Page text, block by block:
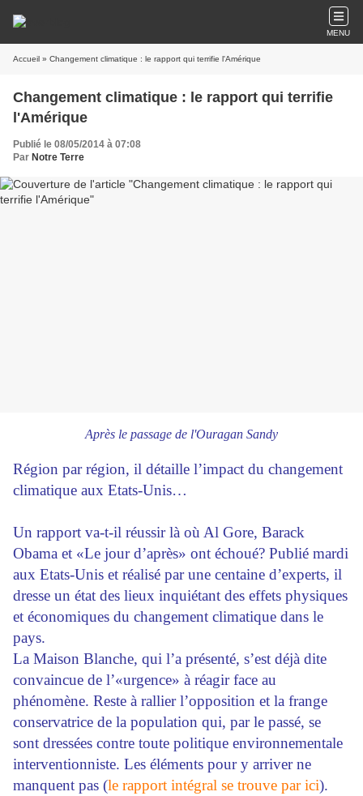
MENU
Accueil » Changement climatique : le rapport qui terrifie l'Amérique
Changement climatique : le rapport qui terrifie
l'Amérique
Publié le 08/05/2014 à 07:08
Par Notre Terre
Après le passage de l'Ouragan Sandy
Région par région, il détaille l’impact du changement
climatique aux Etats-Unis…
Un rapport va-t-il réussir là où Al Gore, Barack
Obama et «Le jour d’après» ont échoué? Publié mardi
aux Etats-Unis et réalisé par une centaine d’experts, il
dresse un état des lieux inquiétant des effets physiques
et économiques du changement climatique dans le
pays.
La Maison Blanche, qui l’a présenté, s’est déjà dite
convaincue de l’«urgence» à réagir face au
phénomène. Reste à rallier l’opposition et la frange
conservatrice de la population qui, par le passé, se
sont dressées contre toute politique environnementale
interventionniste. Les éléments pour y arriver ne
manquent pas (le rapport intégral se trouve par ici).